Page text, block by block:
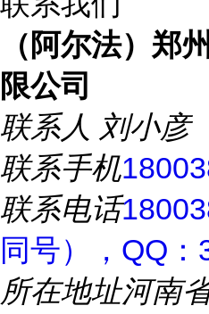
（阿尔法）郑
限公司
联系人 刘小彦
联系手机
联系电话
同号），QQ
所在地址河南